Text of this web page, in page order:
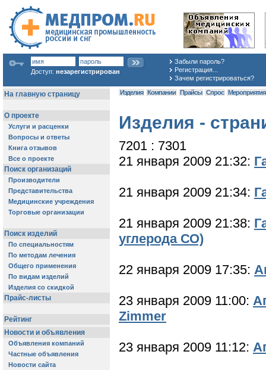
Доступ: незарегистрирован
Забыли пароль?
Регистрация...
Зачем регистрироваться?
Изделия Компании Прайсы Спрос Мероприятия
Изделия -
7201 : 7301
21 января 2009 21:32:
21 января 2009 21:34:
21 января 2009 21:38:
углерода СО)
22 января 2009 17:35:
23 января 2009 11:00:
Zimmer
23 января 2009 11:12: